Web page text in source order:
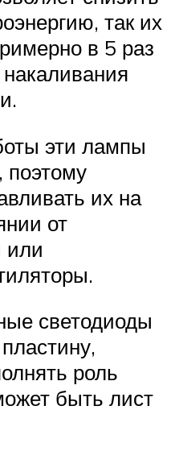
так их
в 5 раз
эти лампы
поэтому
их на
от
или
светодиоды
роль
быть лист